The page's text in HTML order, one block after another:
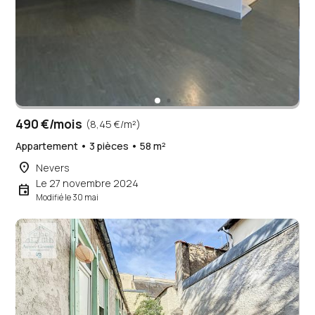
490 €/mois (8,45 €/m²)
Appartement • 3 pièces • 58 m²
place Nevers
event Le 27 novembre 2024
Modifié le 30 mai